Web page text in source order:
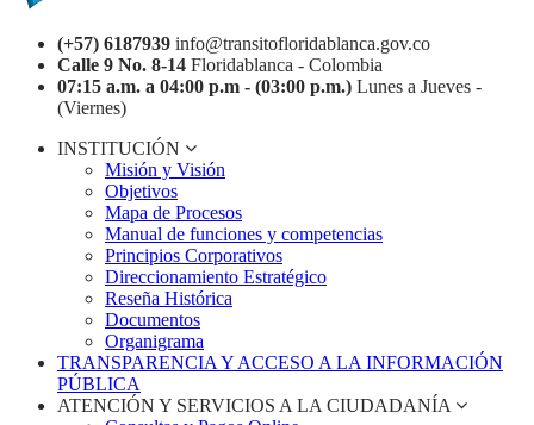
(+57) 6187939 info@transitofloridablanca.gov.co
Calle 9 No. 8-14 Floridablanca - Colombia
07:15 a.m. a 04:00 p.m - (03:00 p.m.) Lunes a Jueves -
(Viernes)
INSTITUCIÓN
Misión y Visión
Objetivos
Mapa de Procesos
Manual de funciones y competencias
Principios Corporativos
Direccionamiento Estratégico
Reseña Histórica
Documentos
Organigrama
TRANSPARENCIA Y ACCESO A LA INFORMACIÓN
PÚBLICA
ATENCIÓN Y SERVICIOS A LA CIUDADANÍA